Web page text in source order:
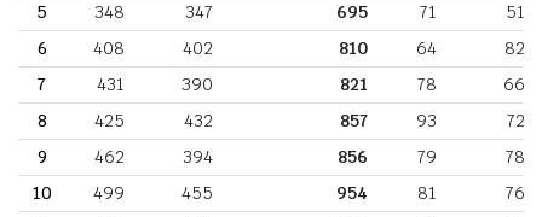
5
348 347 695 71
51
6
408 402 810 64
82
7
431 390 821 78
66
8
425 432 857 93 72
9
462 394 856 79
78
10
499 455 954 81
76